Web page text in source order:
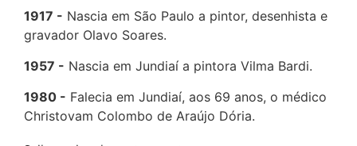
1917
Nascia em São Paulo a pintor, desenhista e
gravador Olavo Soares.
1957
Nascia em Jundiaí a pintora Vilma Bardi.
1980
Falecia em Jundiaí, aos 69 anos, o médico
Christovam Colombo de Araújo Dória.